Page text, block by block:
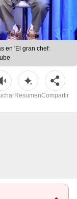
en 'El gran chef:
ResumenCompartir